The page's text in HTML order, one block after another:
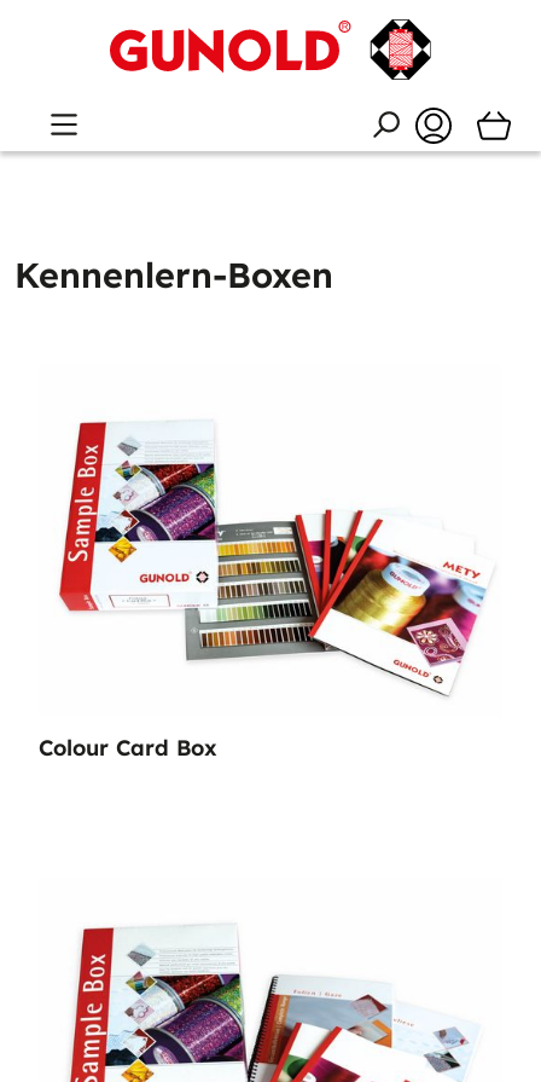
Kennenlern-Boxen
Colour Card Box